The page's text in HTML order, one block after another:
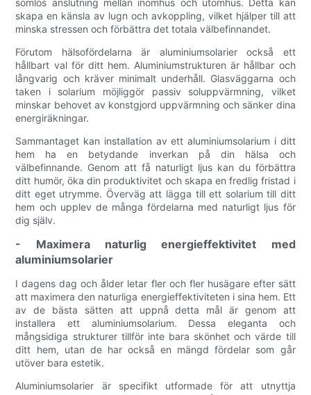
sömlös anslutning mellan inomhus och utomhus. Detta kan
skapa en känsla av lugn och avkoppling, vilket hjälper till att
minska stressen och förbättra det totala välbefinnandet.
Förutom hälsofördelarna är aluminiumsolarier också ett
hållbart val för ditt hem. Aluminiumstrukturen är hållbar och
långvarig och kräver minimalt underhåll. Glasväggarna och
taken i solarium möjliggör passiv soluppvärmning, vilket
minskar behovet av konstgjord uppvärmning och sänker dina
energiräkningar.
Sammantaget kan installation av ett aluminiumsolarium i ditt
hem ha en betydande inverkan på din hälsa och
välbefinnande. Genom att få naturligt ljus kan du förbättra
ditt humör, öka din produktivitet och skapa en fredlig fristad i
ditt eget utrymme. Överväg att lägga till ett solarium till ditt
hem och upplev de många fördelarna med naturligt ljus för
dig själv.
- Maximera naturlig energieffektivitet med
aluminiumsolarier
I dagens dag och ålder letar fler och fler husägare efter sätt
att maximera den naturliga energieffektiviteten i sina hem. Ett
av de bästa sätten att uppnå detta mål är genom att
installera ett aluminiumsolarium. Dessa eleganta och
mångsidiga strukturer tillför inte bara skönhet och värde till
ditt hem, utan de har också en mängd fördelar som går
utöver bara estetik.
Aluminiumsolarier är specifikt utformade för att utnyttja